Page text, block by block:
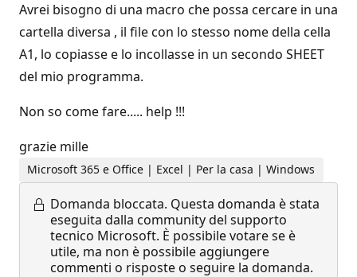
Avrei bisogno di una macro che possa cercare in una
cartella diversa , il file con lo stesso nome della cella
A1, lo copiasse e lo incollasse in un secondo SHEET
del mio programma.
Non so come fare..... help !!!
grazie mille
Microsoft 365 e Office | Excel | Per la casa | Windows
Domanda bloccata. Questa domanda è stata
eseguita dalla community del supporto
tecnico Microsoft. È possibile votare se è
utile, ma non è possibile aggiungere
commenti o risposte o seguire la domanda.